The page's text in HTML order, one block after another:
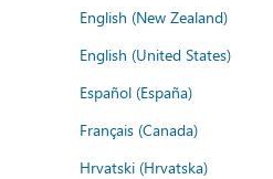
English (New Zealand)
English (United States)
Español (España)
Français (Canada)
Hrvatski (Hrvatska)